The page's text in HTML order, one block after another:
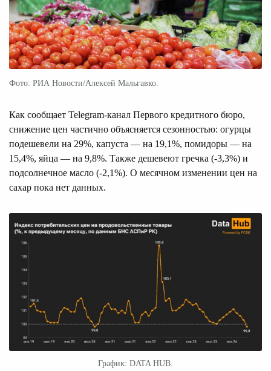
Фото: РИА Новости/Алексей Мальгавко.
Как сообщает Telegram-канал Первого кредитного бюро,
снижение цен частично объясняется сезонностью: огурцы
подешевели на 29%, капуста — на 19,1%, помидоры — на
15,4%, яйца — на 9,8%. Также дешевеют гречка (-3,3%) и
подсолнечное масло (-2,1%). О месячном изменении цен на
сахар пока нет данных.
График: DATA HUB.